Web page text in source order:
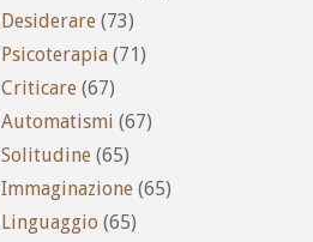
Desiderare (73)
Psicoterapia (71)
Criticare (67)
Automatismi (67)
Solitudine (65)
Immaginazione (65)
Linguaggio (65)